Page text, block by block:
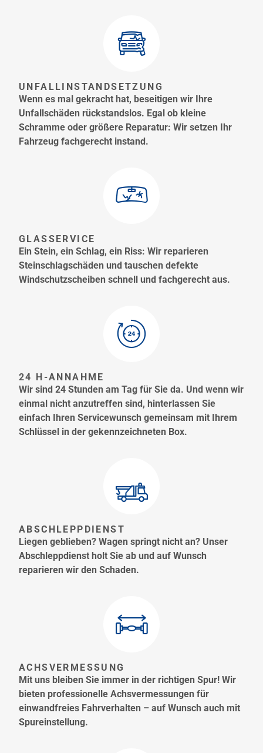
UNFALLINSTANDSETZUNG
Wenn es mal gekracht hat, beseitigen wir Ihre
Unfallschäden rückstandslos. Egal ob kleine
Schramme oder größere Reparatur: Wir setzen Ihr
Fahrzeug fachgerecht instand.
GLASSERVICE
Ein Stein, ein Schlag, ein Riss: Wir reparieren
Steinschlagschäden und tauschen defekte
Windschutzscheiben schnell und fachgerecht aus.
24 H-ANNAHME
Wir sind 24 Stunden am Tag für Sie da. Und wenn wir
einmal nicht anzutreffen sind, hinterlassen Sie
einfach Ihren Servicewunsch gemeinsam mit Ihrem
Schlüssel in der gekennzeichneten Box.
ABSCHLEPPDIENST
Liegen geblieben? Wagen springt nicht an? Unser
Abschleppdienst holt Sie ab und auf Wunsch
reparieren wir den Schaden.
ACHSVERMESSUNG
Mit uns bleiben Sie immer in der richtigen Spur! Wir
bieten professionelle Achsvermessungen für
einwandfreies Fahrverhalten – auf Wunsch auch mit
Spureinstellung.